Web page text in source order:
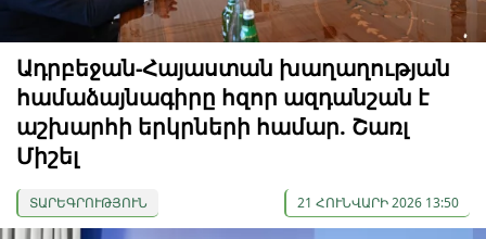
Ադրբեջան-Հայաստան խաղաղության
համաձայնագիրը հզոր ազդանշան է
աշխարհի երկրների համար. Շառլ
Միշել
ՏԱՐԵԳՐՈՒԹՅՈՒՆ 21 ՀՈՒՆՎԱՐԻ 2026 13:50